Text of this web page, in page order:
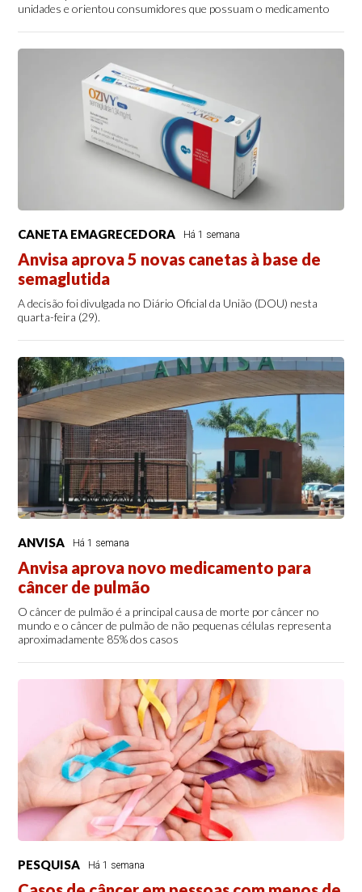
unidades e orientou consumidores que possuam o medicamento
CANETA EMAGRECEDORA Há 1 semana
Anvisa aprova 5 novas canetas à base de
semaglutida
A decisão foi divulgada no Diário Oficial da União (DOU) nesta
quarta-feira (29).
ANVISA Há 1 semana
Anvisa aprova novo medicamento para
câncer de pulmão
O câncer de pulmão é a principal causa de morte por câncer no
mundo e o câncer de pulmão de não pequenas células representa
aproximadamente 85% dos casos
PESQUISA Há 1 semana